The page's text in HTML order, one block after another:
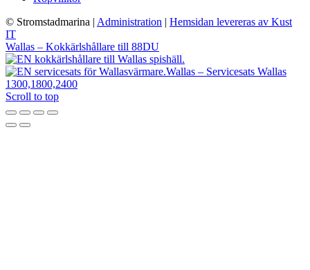
© Stromstadmarina | Administration | Hemsidan levereras av Kust
IT
Wallas – Kokkärlshållare till 88DU
Wallas – Servicesats Wallas
1300,1800,2400
Scroll to top